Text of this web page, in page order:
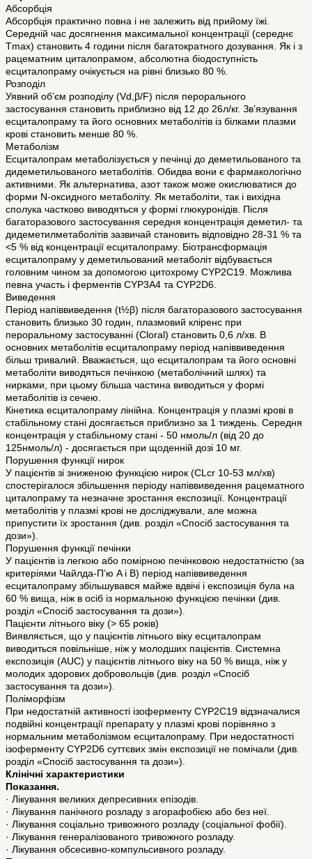
Абсорбція
Абсорбція практично повна і не залежить від прийому їжі.
Середній час досягнення максимальної концентрації (середнє
Tmax) становить 4 години після багатократного дозування. Як і з
рацематним циталопрамом, абсолютна біодоступність
есциталопраму очікується на рівні близько 80 %.
Розподіл
Уявний об’єм розподілу (Vd,β/F) після перорального
застосування становить приблизно від 12 до 26л/кг. Зв’язування
есциталопраму та його основних метаболітів із білками плазми
крові становить менше 80 %.
Метаболізм
Есциталопрам метаболізується у печінці до деметильованого та
дидеметильованого метаболітів. Обидва вони є фармакологічно
активними. Як альтернатива, азот також може окислюватися до
форми N-оксидного метаболіту. Як метаболіти, так і вихідна
сполука частково виводяться у формі глюкуронідів. Після
багаторазового застосування середня концентрація деметил- та
дидеметилметаболітів зазвичай становить відповідно 28-31 % та
<5 % від концентрації есциталопраму. Біотрансформація
есциталопраму у деметильований метаболіт відбувається
головним чином за допомогою цитохрому CYP2C19. Можлива
певна участь і ферментів CYP3A4 та CYP2D6.
Виведення
Період напіввиведення (t½β) після багаторазового застосування
становить близько 30 годин, плазмовий кліренс при
пероральному застосуванні (Cloral) становить 0,6 л/хв. В
основних метаболітів есциталопраму період напіввиведення
більш тривалий. Вважається, що есциталопрам та його основні
метаболіти виводяться печінкою (метаболічний шлях) та
нирками, при цьому більша частина виводиться у формі
метаболітів із сечею.
Кінетика есциталопраму лінійна. Концентрація у плазмі крові в
стабільному стані досягається приблизно за 1 тиждень. Середня
концентрація у стабільному стані - 50 нмоль/л (від 20 до
125нмоль/л) - досягається при щоденній дозі 10 мг.
Порушення функції нирок
У пацієнтів зі зниженою функцією нирок (CLcr 10-53 мл/хв)
спостерігалося збільшення періоду напіввиведення рацематного
циталопраму та незначне зростання експозиції. Концентрації
метаболітів у плазмі крові не досліджували, але можна
припустити їх зростання (див. розділ «Спосіб застосування та
дози»).
Порушення функції печінки
У пацієнтів із легкою або помірною печінковою недостатністю (за
критеріями Чайлда-П’ю A і B) період напіввиведення
есциталопраму збільшувався майже вдвічі і експозиція була на
60 % вища, ніж в осіб із нормальною функцією печінки (див.
розділ «Спосіб застосування та дози»).
Пацієнти літнього віку (> 65 років)
Виявляється, що у пацієнтів літнього віку есциталопрам
виводиться повільніше, ніж у молодших пацієнтів. Системна
експозиція (AUC) у пацієнтів літнього віку на 50 % вища, ніж у
молодих здорових добровольців (див. розділ «Спосіб
застосування та дози»).
Поліморфізм
При недостатній активності ізоферменту CYP2C19 відзначалися
подвійні концентрації препарату у плазмі крові порівняно з
нормальним метаболізмом есциталопраму. При недостатності
ізоферменту CYP2D6 суттєвих змін експозиції не помічали (див.
розділ «Спосіб застосування та дози»).
Клінічні характеристики
Показання.
· Лікування великих депресивних епізодів.
· Лікування панічного розладу з агорафобією або без неї.
· Лікування соціально тривожного розладу (соціальної фобії).
· Лікування генералізованого тривожного розладу.
· Лікування обсесивно-компульсивного розладу.